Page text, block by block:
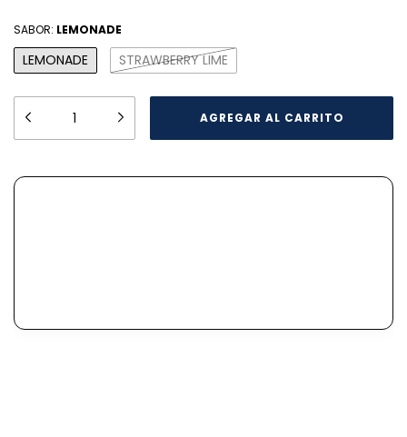
SABOR: LEMONADE
LEMONADE STRAWBERRY LIME